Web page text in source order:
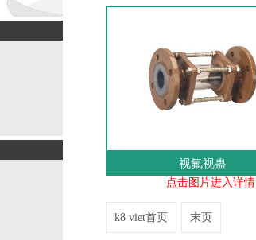
视氟视蛊
点击图片进入详情
k8 viet首页 末页